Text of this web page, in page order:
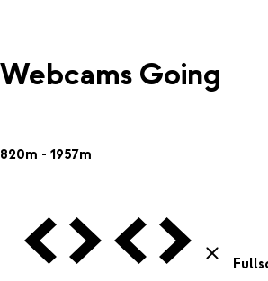
Webcams Going
820m - 1957m
Vorige Webcam
Volgende Webcam
Vorige Webcam
Volgende
Sluiten